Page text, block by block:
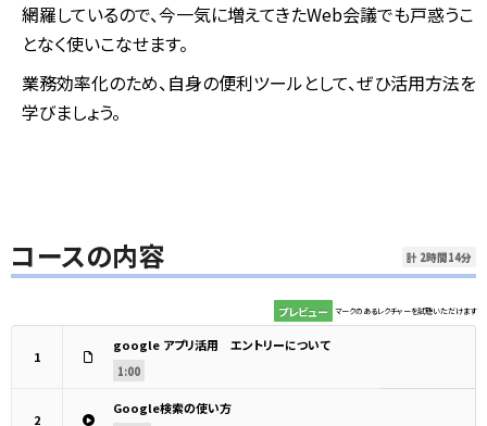
網羅しているので、今一気に増えてきたWeb会議でも戸惑うこ
となく使いこなせます。
業務効率化のため、自身の便利ツールとして、ぜひ活用方法を
学びましょう。
コースの内容 計 2時間14分
プレビュー マークのあるレクチャーを試聴いただけます
1
google アプリ活用 エントリーについて
1:00
2
Google検索の使い方